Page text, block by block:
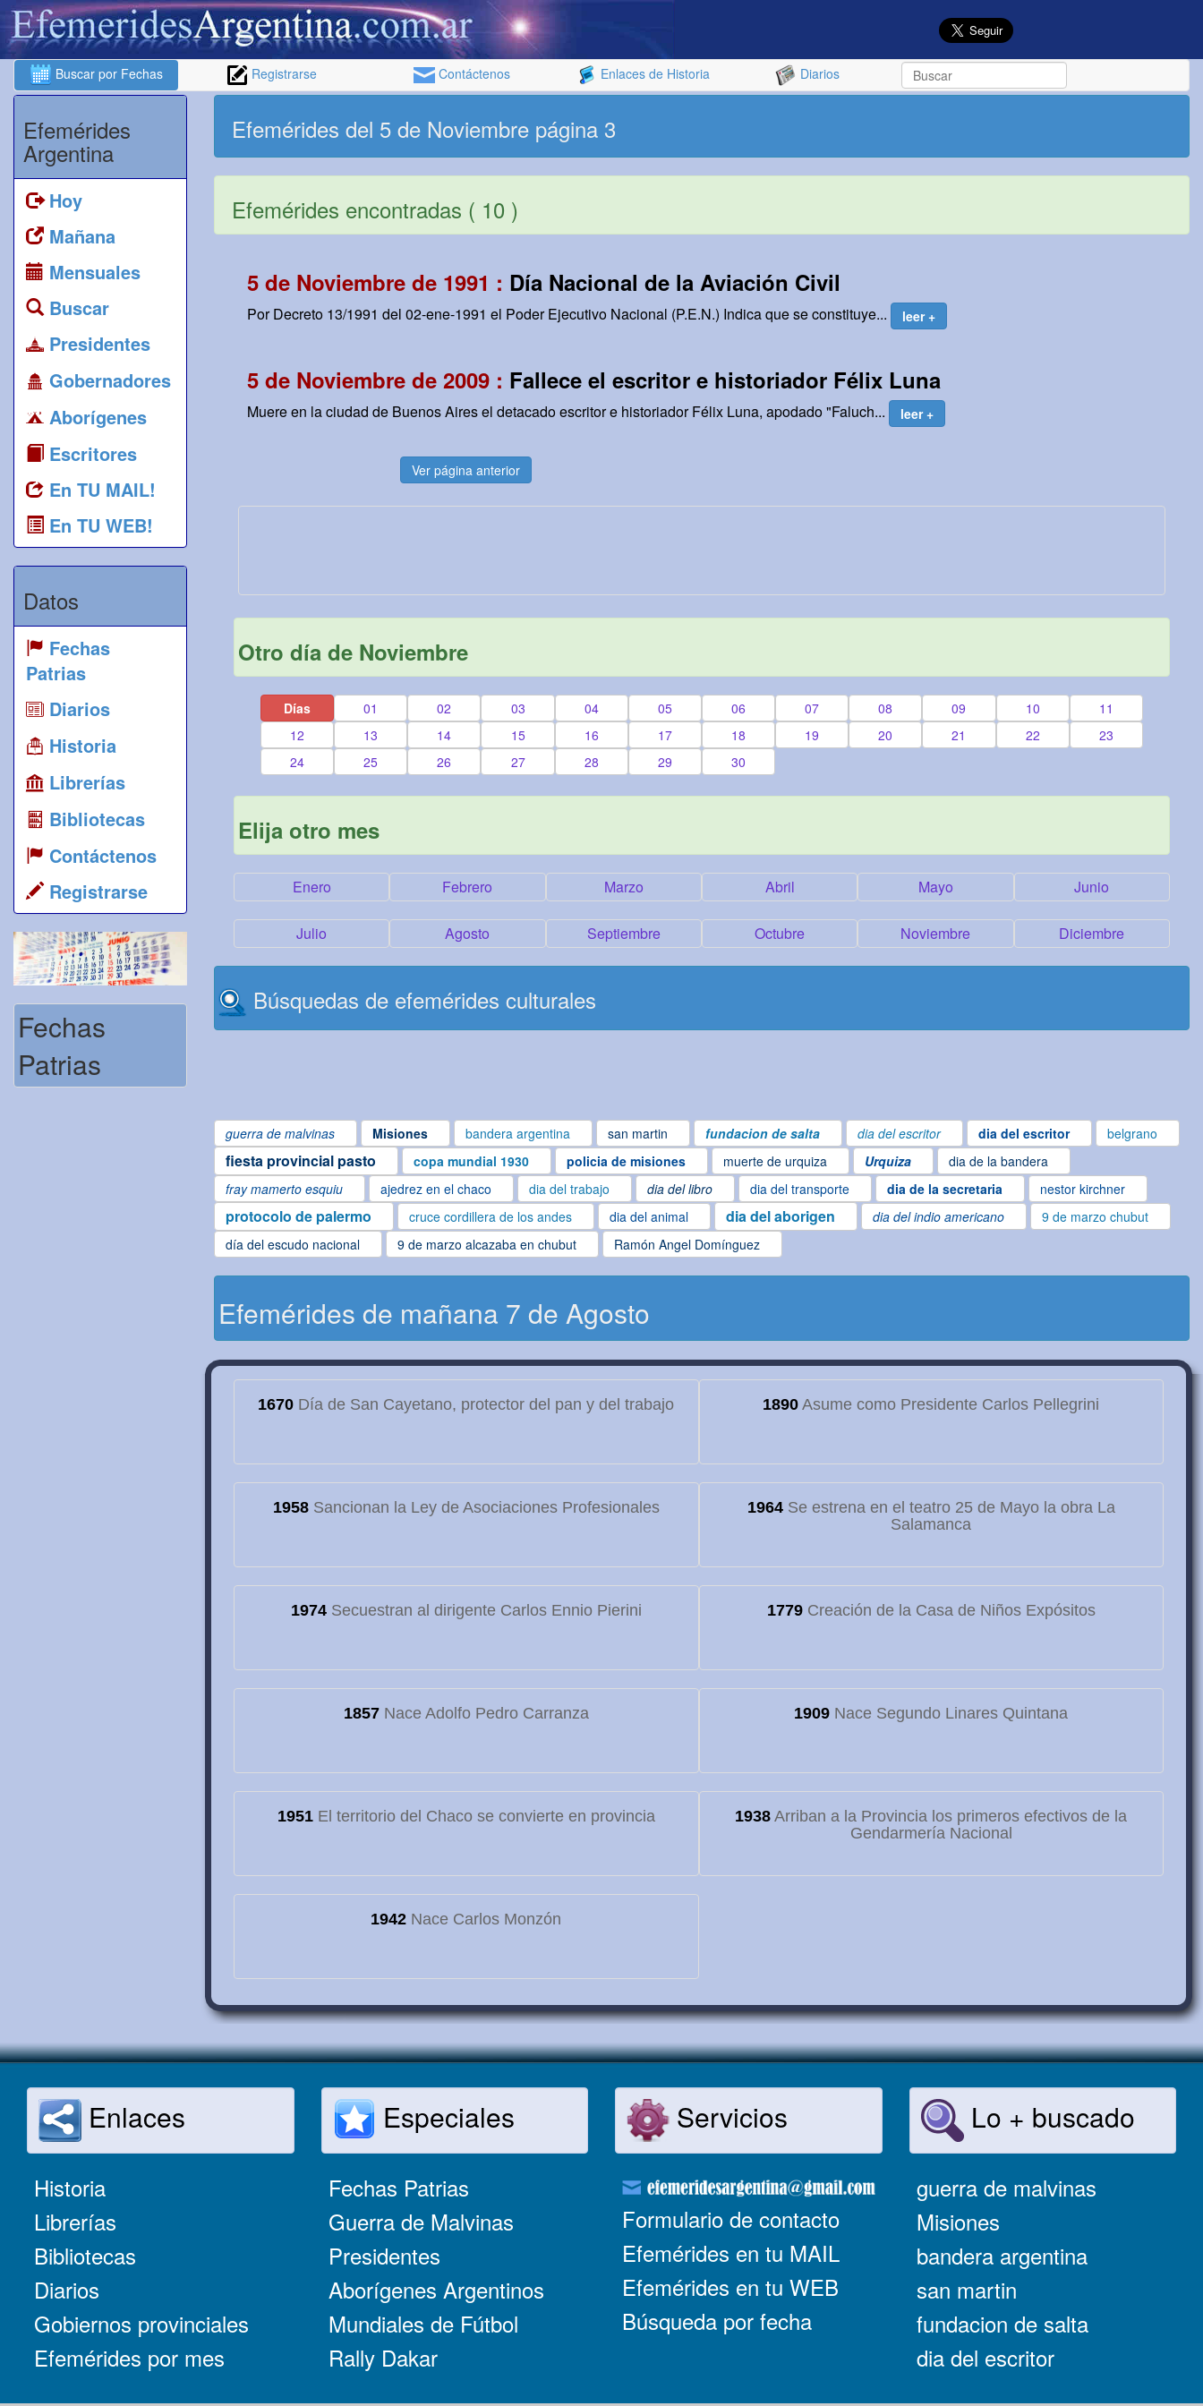
Buscar por Fechas Registrarse Contáctenos Enlaces de Historia Diarios
Efemérides
Argentina
Hoy
Mañana
Mensuales
Buscar
Presidentes
Gobernadores
Aborígenes
Escritores
En TU MAIL!
En TU WEB!
Datos
Fechas
Patrias
Diarios
Historia
Librerías
Bibliotecas
Contáctenos
Registrarse
Fechas
Patrias
Efemérides del 5 de Noviembre página 3
Efemérides encontradas ( 10 )
5 de Noviembre de 1991 : Día Nacional de la Aviación Civil
Por Decreto 13/1991 del 02-ene-1991 el Poder Ejecutivo Nacional (P.E.N.) Indica que se constituye... leer +
5 de Noviembre de 2009 : Fallece el escritor e historiador Félix Luna
Muere en la ciudad de Buenos Aires el detacado escritor e historiador Félix Luna, apodado "Faluch... leer +
Ver página anterior
Otro día de Noviembre
Días 01 02 03 04 05 06 07 08 09 10
11
12
13 14 15 16 17 18 19 20 21 22
23
24
25 26 27 28 29 30
Elija otro mes
Enero Febrero Marzo Abril Mayo Junio
Julio Agosto Septiembre Octubre Noviembre Diciembre
Búsquedas de efemérides culturales
guerra de malvinas Misiones bandera argentina san martin fundacion de salta dia del escritor dia del escritor belgrano
fiesta provincial pasto copa mundial 1930 policia de misiones muerte de urquiza Urquiza
dia de la bandera
fray mamerto esquiu
ajedrez en el chaco dia del trabajo dia del libro dia del transporte dia de la secretaria nestor kirchner
protocolo de palermo cruce cordillera de los andes dia del animal dia del aborigen dia del indio americano
9 de marzo chubut
día del escudo nacional
9 de marzo alcazaba en chubut Ramón Angel Domínguez
Efemérides de mañana 7 de Agosto
1670 Día de San Cayetano, protector del pan y del trabajo 1890 Asume como Presidente Carlos Pellegrini
1958Sancionan la Ley de Asociaciones Profesionales 1964Se estrena en el teatro 25 de Mayo la obra La
Salamanca
1974Secuestran al dirigente Carlos Ennio Pierini 1779Creación de la Casa de Niños Expósitos
1857Nace Adolfo Pedro Carranza 1909 Nace Segundo Linares Quintana
1951El territorio del Chaco se convierte en provincia 1938 Arriban a la Provincia los primeros efectivos de la
Gendarmería Nacional
1942 Nace Carlos Monzón
Enlaces
Historia
Librerías
Bibliotecas
Diarios
Gobiernos provinciales
Efemérides por mes
Especiales
Fechas Patrias
Guerra de Malvinas
Presidentes
Aborígenes Argentinos
Mundiales de Fútbol
Rally Dakar
Servicios
Formulario de contacto
Efemérides en tu MAIL
Efemérides en tu WEB
Búsqueda por fecha
Lo + buscado
guerra de malvinas
Misiones
bandera argentina
san martin
fundacion de salta
dia del escritor